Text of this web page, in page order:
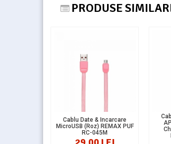
PRODUSE
Cablu Date & Incarcare
MicroUSB (Roz) REMAX PUF
RC-045M